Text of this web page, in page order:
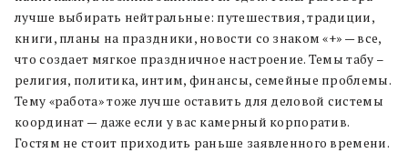
лучше выбирать нейтральные: путешествия, традиции,
книги, планы на праздники, новости со знаком «+» — все,
что создает мягкое праздничное настроение. Темы табу –
религия, политика, интим, финансы, семейные проблемы.
Тему «работа» тоже лучше оставить для деловой системы
координат — даже если у вас камерный корпоратив.
Гостям не стоит приходить раньше заявленного времени.